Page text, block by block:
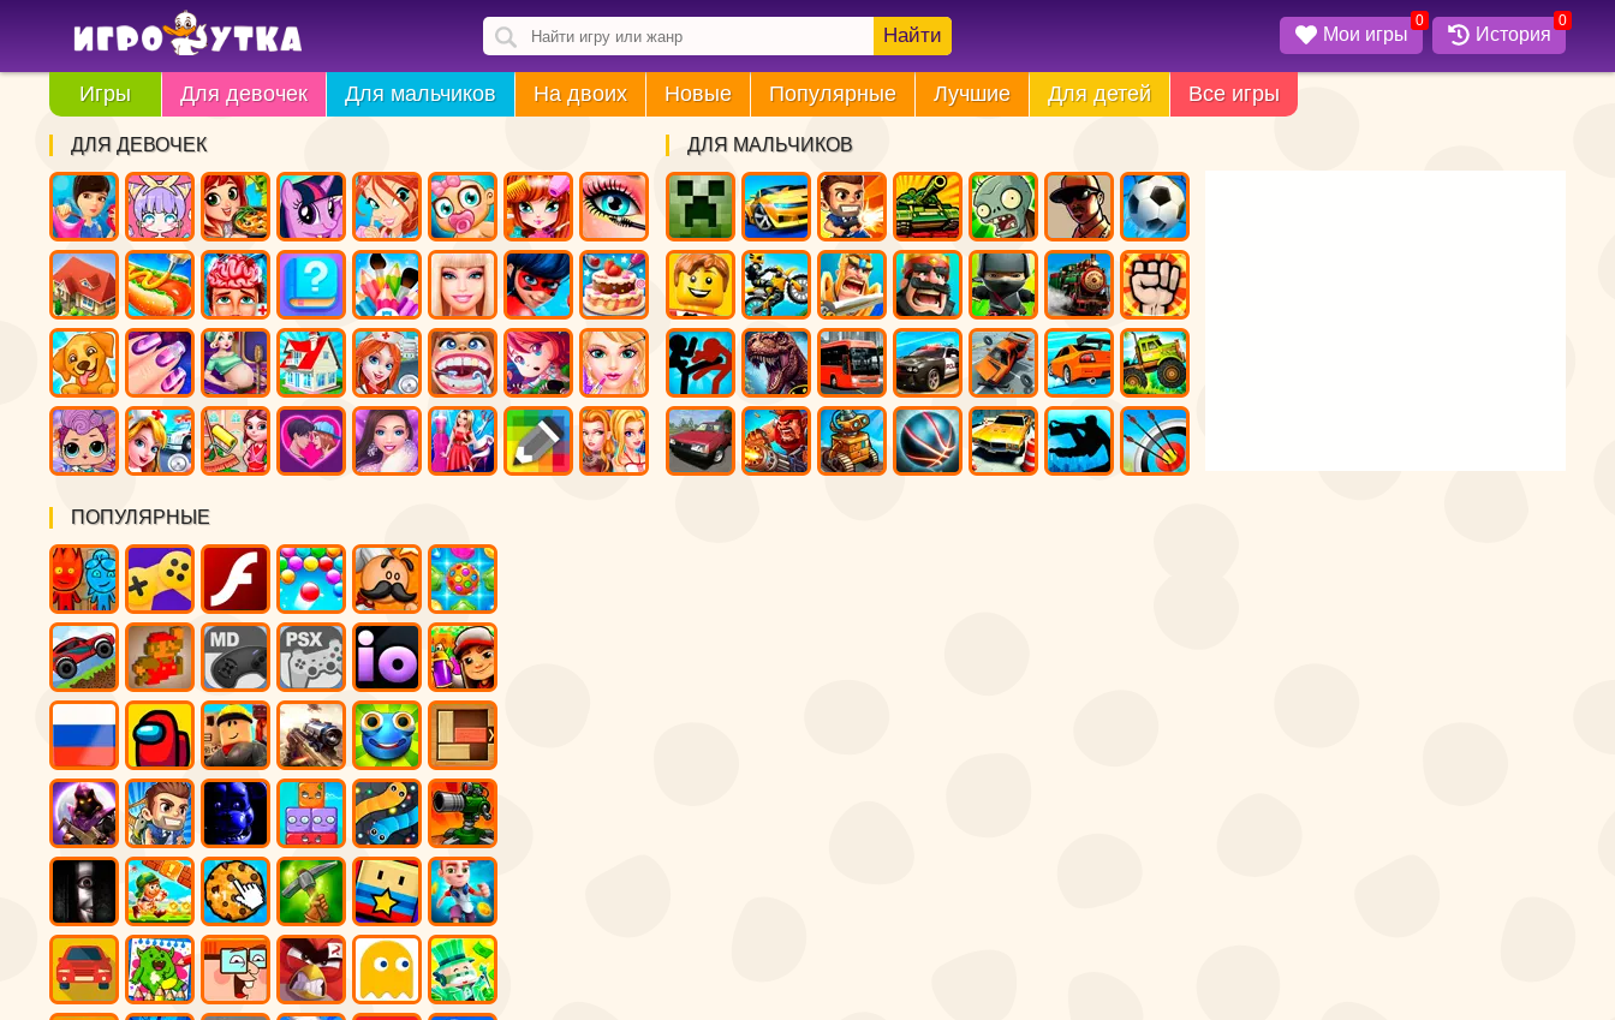
Найти Мои игры
0
История
0
Игры Для девочек Для мальчиков На двоих Новые Популярные Лучшие Для детей Все игры
ДЛЯ МАЛЬЧИКОВ
ДЛЯ ДЕВОЧЕК
ПОПУЛЯРНЫЕ